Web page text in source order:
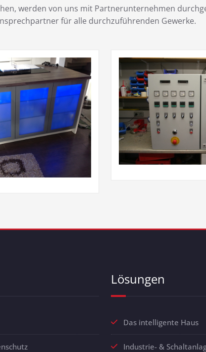
werden von uns mit Partnerunternehmen
für alle durchzuführenden Gewerke.
Lösungen
Das intelligente Haus
Industrie- &